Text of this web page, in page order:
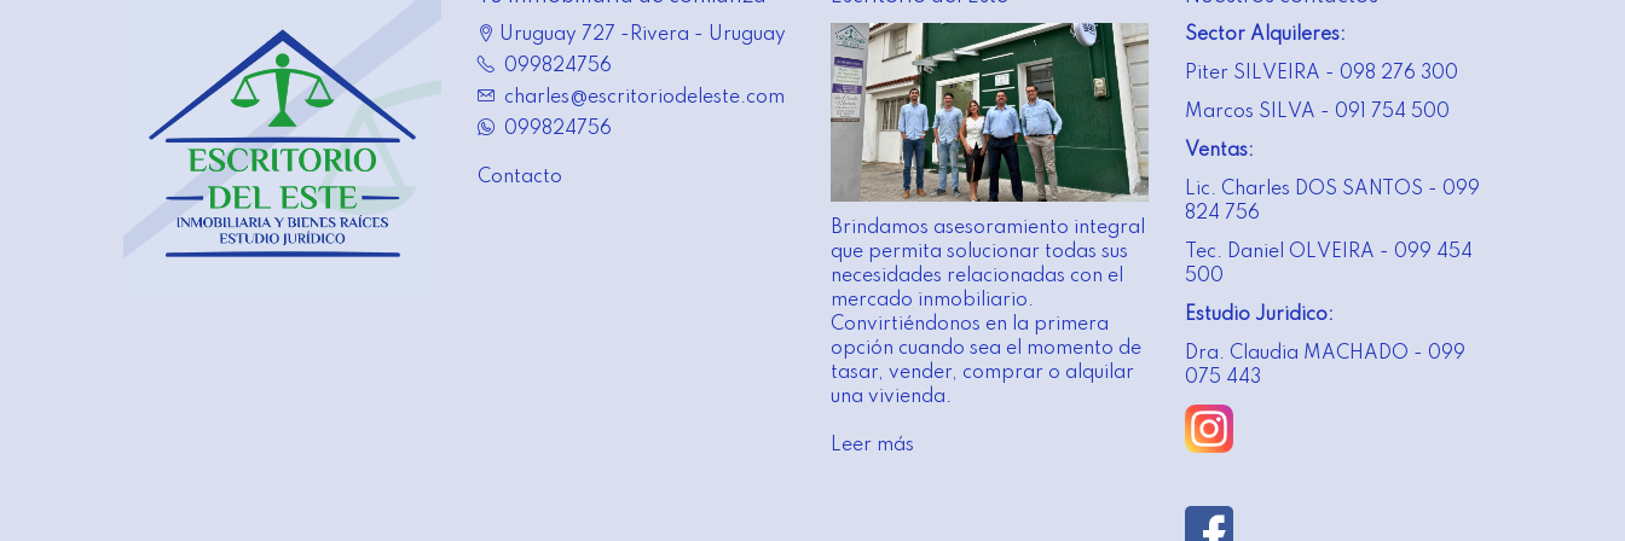
Uruguay 727 -Rivera - Uruguay
099824756
charles@escritoriodeleste.com
099824756
Contacto
Brindamos asesoramiento integral
que permita solucionar todas sus
necesidades relacionadas con el
mercado inmobiliario.
Convirtiéndonos en la primera
opción cuando sea el momento de
tasar, vender, comprar o alquilar
una vivienda.
Leer más
Sector Alquileres:
Piter SILVEIRA - 098 276 300
Marcos SILVA - 091 754 500
Ventas:
Lic. Charles DOS SANTOS - 099
824 756
Tec. Daniel OLVEIRA - 099 454
500
Estudio Juridico:
Dra. Claudia MACHADO - 099
075 443